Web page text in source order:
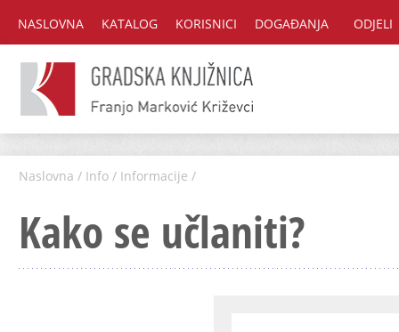
NASLOVNA KATALOG KORISNICI DOGAĐANJA ODJELI
Naslovna / Info / Informacije /
Kako se učlaniti?